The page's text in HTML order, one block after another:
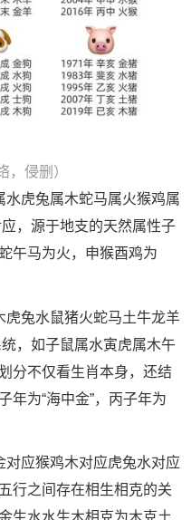
，侵删）
虎兔属木蛇马属火猴鸡属
，源于地支的天然属性子
午马为火，申猴酉鸡为
兔水鼠猪火蛇马土牛龙羊
，如子鼠属水寅虎属木午
分不仅看生肖本身，还结
年为“海中金”，丙子年为
应猴鸡木对应虎兔水对应
行之间存在相生相克的关